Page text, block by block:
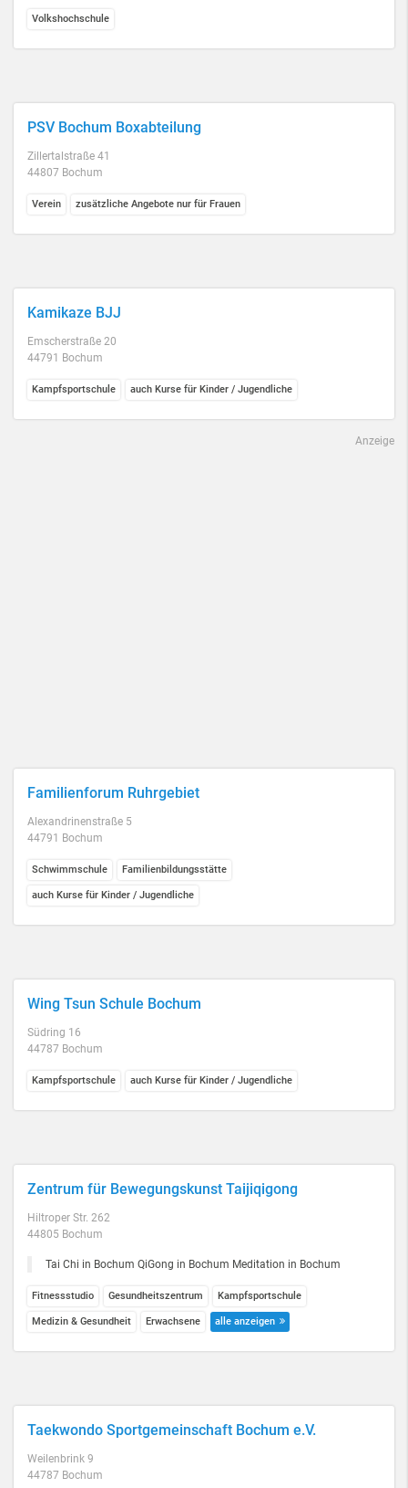
Volkshochschule
PSV Bochum Boxabteilung
Zillertalstraße 41
44807 Bochum
Verein zusätzliche Angebote nur für Frauen
Kamikaze BJJ
Emscherstraße 20
44791 Bochum
Kampfsportschule auch Kurse für Kinder / Jugendliche
Anzeige
Familienforum Ruhrgebiet
Alexandrinenstraße 5
44791 Bochum
Schwimmschule Familienbildungsstätte
auch Kurse für Kinder / Jugendliche
Wing Tsun Schule Bochum
Südring 16
44787 Bochum
Kampfsportschule auch Kurse für Kinder / Jugendliche
Zentrum für Bewegungskunst Taijiqigong
Hiltroper Str. 262
44805 Bochum
Tai Chi in Bochum QiGong in Bochum Meditation in Bochum
Fitnessstudio Gesundheitszentrum Kampfsportschule
Medizin & Gesundheit Erwachsene alle anzeigen
Taekwondo Sportgemeinschaft Bochum e.V.
Weilenbrink 9
44787 Bochum